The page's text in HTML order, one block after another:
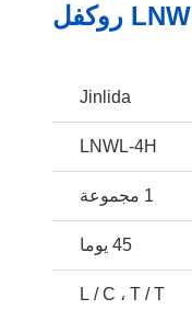
Jinlida
LNWL-4H
1 مجموعة
45 يوما
L / C ، T / T